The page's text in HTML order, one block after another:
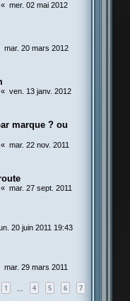
« mer. 02 mai 2012
mar. 20 mars 2012
« ven. 13 janv. 2012
marque ? ou
« mar. 22 nov. 2011
« mar. 27 sept. 2011
20 juin 2011 19:43
mar. 29 mars 2011
1 4 5 6 7